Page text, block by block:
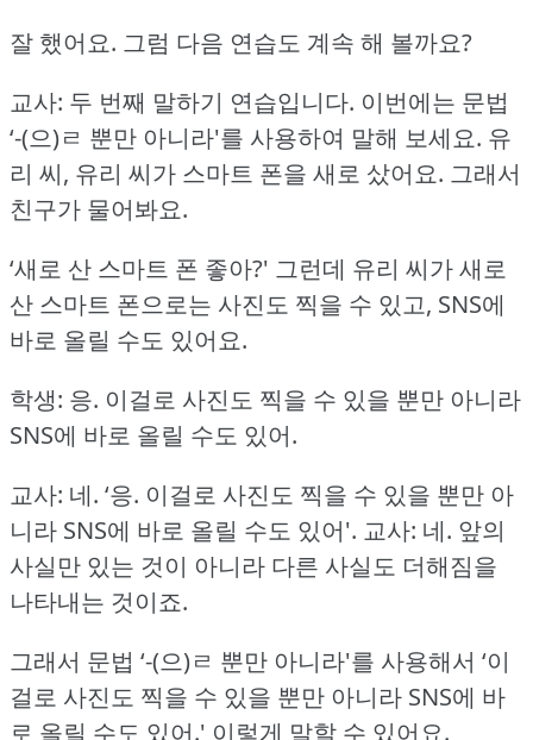
잘 했어요. 그럼 다음 연습도 계속 해 볼까요?
교사: 두 번째 말하기 연습입니다. 이번에는 문법
‘-(으)ㄹ 뿐만 아니라'를 사용하여 말해 보세요. 유
리 씨, 유리 씨가 스마트 폰을 새로 샀어요. 그래서
친구가 물어봐요.
‘새로 산 스마트 폰 좋아?' 그런데 유리 씨가 새로
산 스마트 폰으로는 사진도 찍을 수 있고, SNS에
바로 올릴 수도 있어요.
학생: 응. 이걸로 사진도 찍을 수 있을 뿐만 아니라
SNS에 바로 올릴 수도 있어.
교사: 네. ‘응. 이걸로 사진도 찍을 수 있을 뿐만 아
니라 SNS에 바로 올릴 수도 있어'. 교사: 네. 앞의
사실만 있는 것이 아니라 다른 사실도 더해짐을
나타내는 것이죠.
그래서 문법 ‘-(으)ㄹ 뿐만 아니라'를 사용해서 ‘이
걸로 사진도 찍을 수 있을 뿐만 아니라 SNS에 바
로 올릴 수도 있어.' 이렇게 말할 수 있어요.